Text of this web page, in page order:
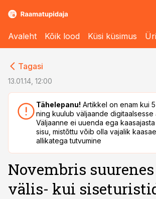
Avaleht Kõik lood Küsi küsimus
Tagasi
13.01.14, 12:00
Tähelepanu! Artikkel on enam kui
ning kuulub väljaande digitaalsesse
Väljaanne ei uuenda ega
sisu, mistõttu võib olla vajalik
allikatega tutvumine
Novembris
välis- kui